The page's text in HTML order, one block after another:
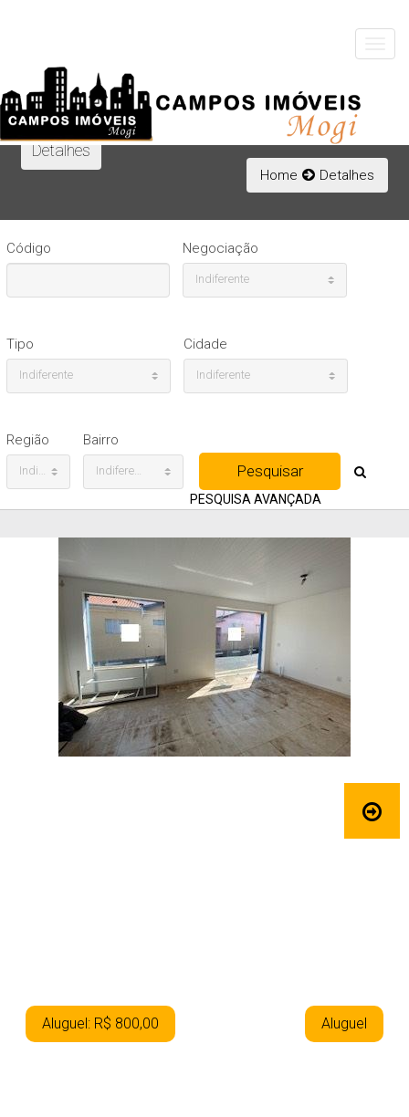
Detalhes
Home Detalhes
Código Negociação
Indiferente
Tipo
Indiferente
Cidade
Indiferente
Região
Indiferente
Bairro
Indiferente
PESQUISA AVANÇADA
Aluguel: R$ 800,00 Aluguel